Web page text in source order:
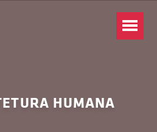
HUMANA